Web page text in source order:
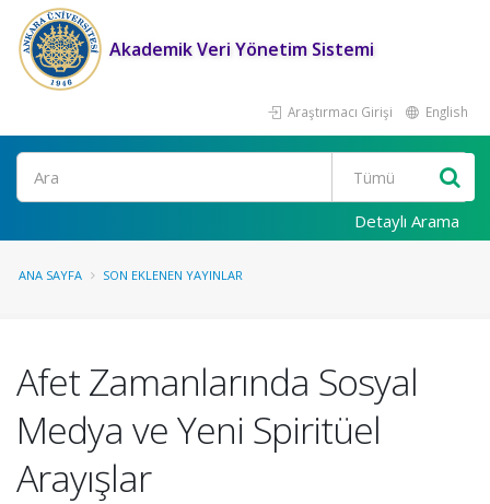
Akademik Veri Yönetim Sistemi
Araştırmacı Girişi English
Ara
Detaylı Arama
ANA SAYFA SON EKLENEN YAYINLAR
Afet Zamanlarında Sosyal
Medya ve Yeni Spiritüel
Arayışlar